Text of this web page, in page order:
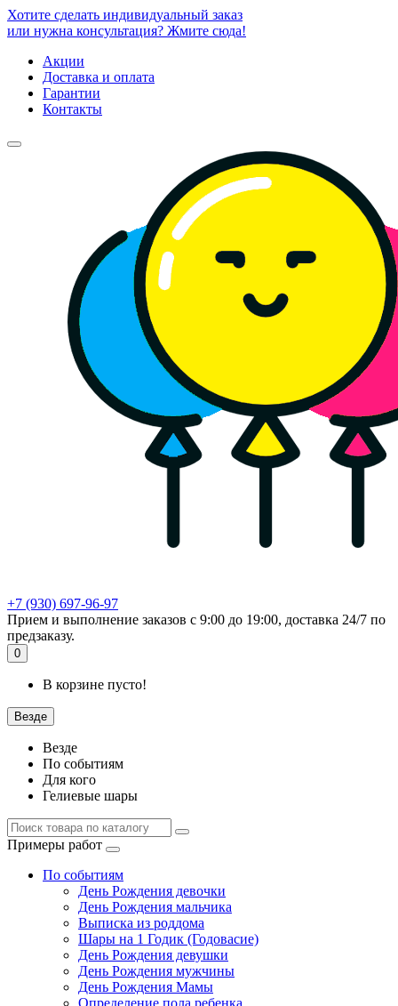
Хотите сделать индивидуальный заказ
или нужна консультация? Жмите сюда!
Акции
Доставка и оплата
Гарантии
Контакты
+7 (930) 697-96-97
Прием и выполнение заказов с 9:00 до 19:00, доставка 24/7 по
предзаказу.
0
В корзине пусто!
Везде
Везде
По событиям
Для кого
Гелиевые шары
Примеры работ
По событиям
День Рождения девочки
День Рождения мальчика
Выписка из роддома
Шары на 1 Годик (Годовасие)
День Рождения девушки
День Рождения мужчины
День Рождения Мамы
Определение пола ребенка